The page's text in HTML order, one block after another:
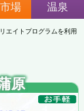
場 温泉
エイトプログラムを利用
原